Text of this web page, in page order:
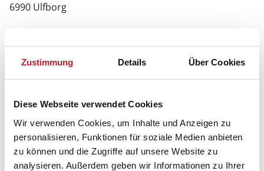
Zustimmung Details Über Cookies
Diese Webseite verwendet Cookies
Wir verwenden Cookies, um Inhalte und Anzeigen zu
personalisieren, Funktionen für soziale Medien anbieten
zu können und die Zugriffe auf unsere Website zu
analysieren. Außerdem geben wir Informationen zu Ihrer
6990 Ulfborg